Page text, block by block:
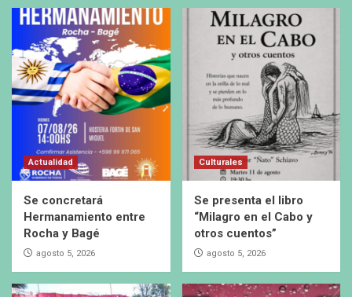
Actualidad
Se concretará
Hermanamiento entre
Rocha y Bagé
agosto 5, 2026
Culturales
Se presenta el libro
“Milagro en el Cabo y
otros cuentos”
agosto 5, 2026